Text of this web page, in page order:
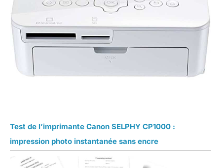
Test de l’imprimante Canon SELPHY CP1000 :
impression photo instantanée sans encre